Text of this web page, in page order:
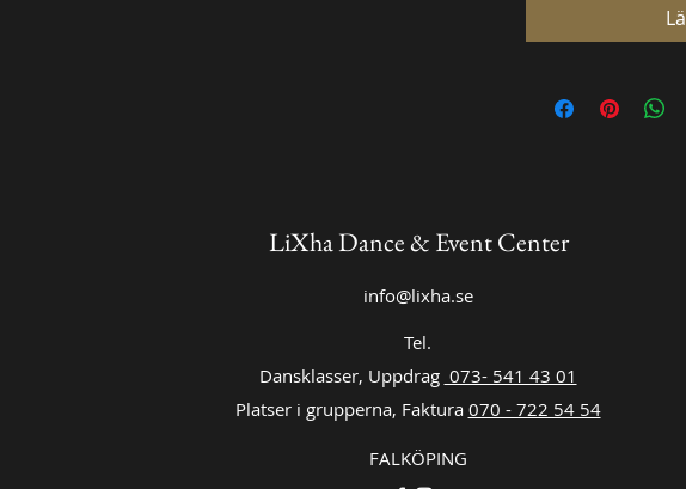
LiXha Dance & Event Center
info@lixha.se
Tel.
Dansklasser, Uppdrag 073- 541 43 01
Platser i grupperna, Faktura 070 - 722 54 54
FALKÖPING